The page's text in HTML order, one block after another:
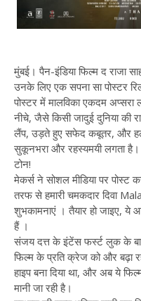
मुंबई। पैन-इंडिया फिल्म द राजा
उनके लिए एक सपना सा पोस्टर
पोस्टर में मालविका एकदम
नीचे, जैसे किसी जादुई दुनिया की
लैंप, उड़ते हुए सफेद कबूतर, और
सुकूनभरा और रहस्यमयी लगता
टोन!
मेकर्स ने सोशल मीडिया पर पोस्ट
तरफ से हमारी चमकदार दिवा
शुभकामनाएं । तैयार हो जाइए, ये
हैं ।
संजय दत्त के इंटेंस फर्स्ट लुक के
फिल्म के प्रति क्रेज को और बढ़ा
हाइप बना दिया था, और अब ये
मानी जा रही है।